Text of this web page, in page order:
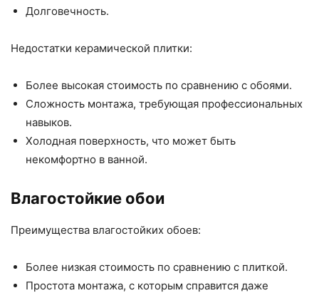
Долговечность.
Недостатки керамической плитки:
Более высокая стоимость по сравнению с обоями.
Сложность монтажа, требующая профессиональных
навыков.
Холодная поверхность, что может быть
некомфортно в ванной.
Влагостойкие обои
Преимущества влагостойких обоев:
Более низкая стоимость по сравнению с плиткой.
Простота монтажа, с которым справится даже